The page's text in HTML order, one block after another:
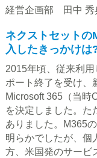
ネクストセット
入したきっかけは
2015年頃、従来利
ポート終了を受け、
Microsoft 365（当時
を決定しました。た
ありました。M365
明らかでしたが、個
方、米国発のサービ
経営企画部 田中 秀